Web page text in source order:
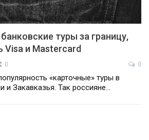
туры за границу,
и Mastercard
0 0
«карточные» туры в
и Закавказья. Так россияне…